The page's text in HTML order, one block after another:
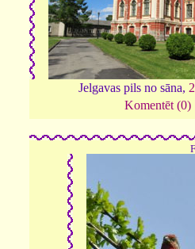
Jelgavas pils no sāna,
Komentēt (0)